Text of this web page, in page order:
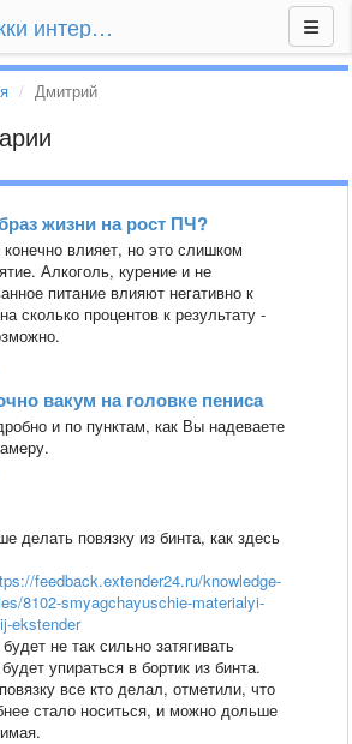
Центр поддержки интернет-магазина Extender24.ru
Дмитрий
жизни на рост ПЧ?
влияет, но это слишком
Алкоголь, курение и не
питание влияют негативно к
сколько процентов к результату -
вакум на головке пениса
и по пунктам, как Вы надеваете
делать повязку из бинта, как здесь
feedback.extender24.ru/knowledge-
8102-smyagchayuschie-materialyi-
ekstender
не так сильно затягивать
упираться в бортик из бинта.
все кто делал, отметили, что
стало носиться, и можно дольше